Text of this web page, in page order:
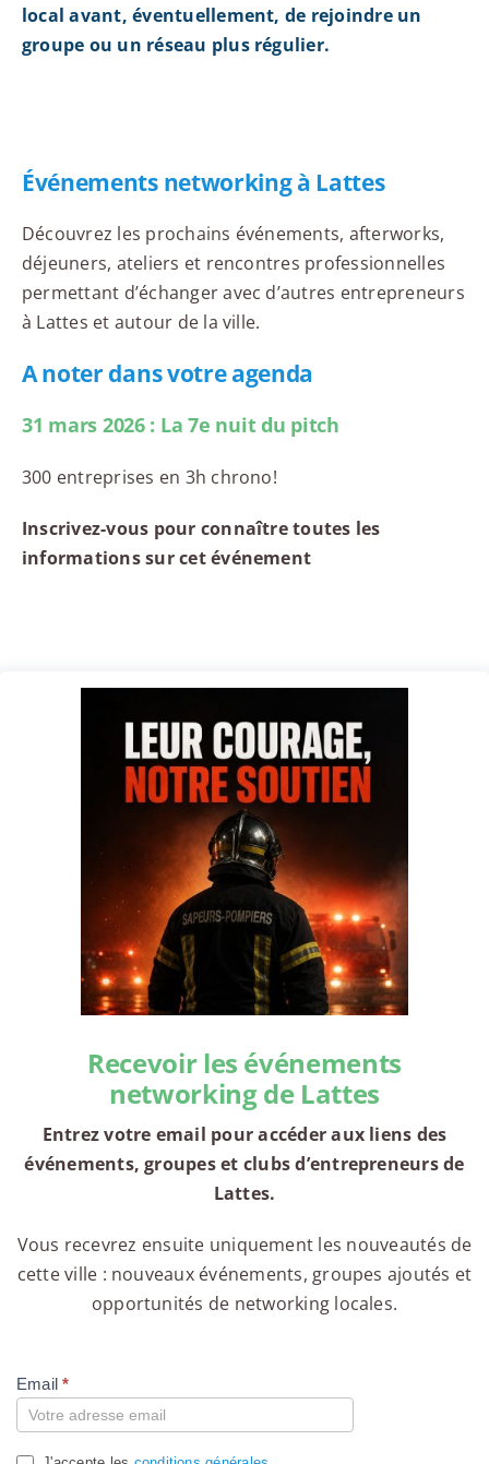
local avant, éventuellement, de rejoindre un
groupe ou un réseau plus régulier.
Événements networking à Lattes
Découvrez les prochains événements, afterworks,
déjeuners, ateliers et rencontres professionnelles
permettant d’échanger avec d’autres entrepreneurs
à Lattes et autour de la ville.
A noter dans votre agenda
31 mars 2026 : La 7e nuit du pitch
300 entreprises en 3h chrono!
Inscrivez-vous pour connaître toutes les
informations sur cet événement
Recevoir les événements
networking de Lattes
Entrez votre email pour accéder aux liens des
événements, groupes et clubs d’entrepreneurs de
Lattes.
Vous recevrez ensuite uniquement les nouveautés de
cette ville : nouveaux événements, groupes ajoutés et
opportunités de networking locales.
Compte
Email*